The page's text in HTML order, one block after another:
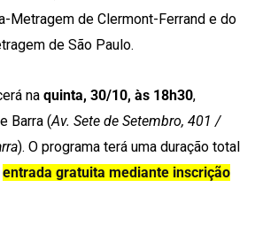
Metragem de Clermont-Ferrand e do
de São Paulo.
naquinta, 30/10, às 18h30,
Barra (Av. Sete de Setembro, 401 /
). O programa terá uma duração total
entrada gratuita mediante inscrição